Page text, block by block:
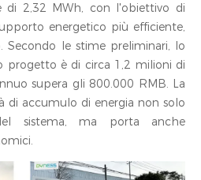
di 2,32 MWh, con l'obiettivo di
energetico più efficiente,
Secondo le stime preliminari, lo
progetto è di circa 1,2 milioni di
supera gli 800.000 RMB. La
di accumulo di energia non solo
sistema, ma porta anche